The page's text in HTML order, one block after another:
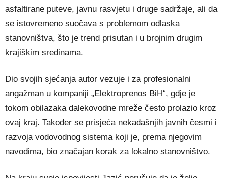
asfaltirane puteve, javnu rasvjetu i druge sadržaje, ali da
se istovremeno suočava s problemom odlaska
stanovništva, što je trend prisutan i u brojnim drugim
krajiškim sredinama.
Dio svojih sjećanja autor vezuje i za profesionalni
angažman u kompaniji „Elektroprenos BiH“, gdje je
tokom obilazaka dalekovodne mreže često prolazio kroz
ovaj kraj. Također se prisjeća nekadašnjih javnih česmi i
razvoja vodovodnog sistema koji je, prema njegovim
navodima, bio značajan korak za lokalno stanovništvo.